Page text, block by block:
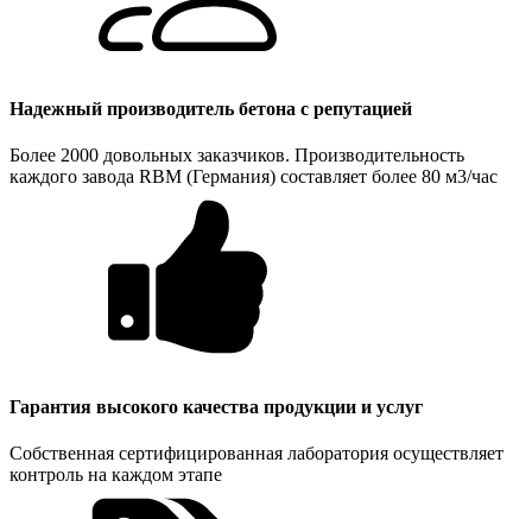
Надежный производитель бетона с репутацией
Более 2000 довольных заказчиков. Производительность
каждого завода RBM (Германия) составляет более 80 м3/час
Гарантия высокого качества продукции и услуг
Собственная сертифицированная лаборатория осуществляет
контроль на каждом этапе